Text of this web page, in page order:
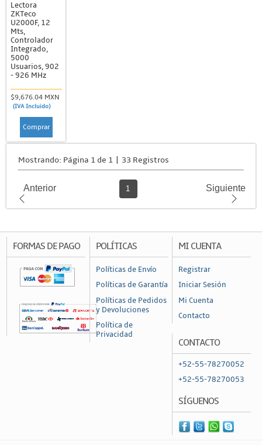
Lectora
ZKTeco
U2000F, 12
Mts,
Controlador
Integrado,
5000
Usuarios, 902
- 926 MHz
$9,676.04 MXN
(IVA Incluido)
Comprar
Mostrando: Página 1 de 1 | 33 Registros
Anterior 1 Siguiente
FORMAS DE PAGO POLÍTICAS
Políticas de Envío
Políticas de Garantía
Políticas de Pedidos
y Devoluciones
Política de
Privacidad
MI CUENTA
Registrar
Iniciar Sesión
Mi Cuenta
Contacto
CONTACTO
+52-55-78270052
+52-55-78270053
SÍGUENOS